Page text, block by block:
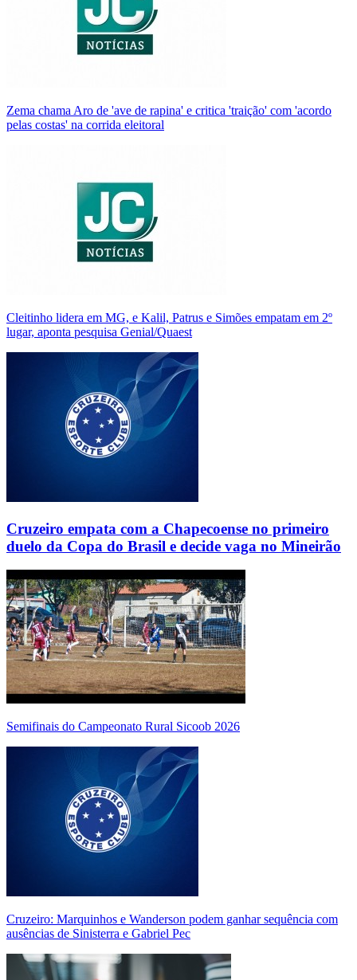
Zema chama Aro de 'ave de rapina' e critica 'traição' com 'acordo
pelas costas' na corrida eleitoral
Cleitinho lidera em MG, e Kalil, Patrus e Simões empatam em 2º
lugar, aponta pesquisa Genial/Quaest
Cruzeiro empata com a Chapecoense no primeiro
duelo da Copa do Brasil e decide vaga no Mineirão
Semifinais do Campeonato Rural Sicoob 2026
Cruzeiro: Marquinhos e Wanderson podem ganhar sequência com
ausências de Sinisterra e Gabriel Pec